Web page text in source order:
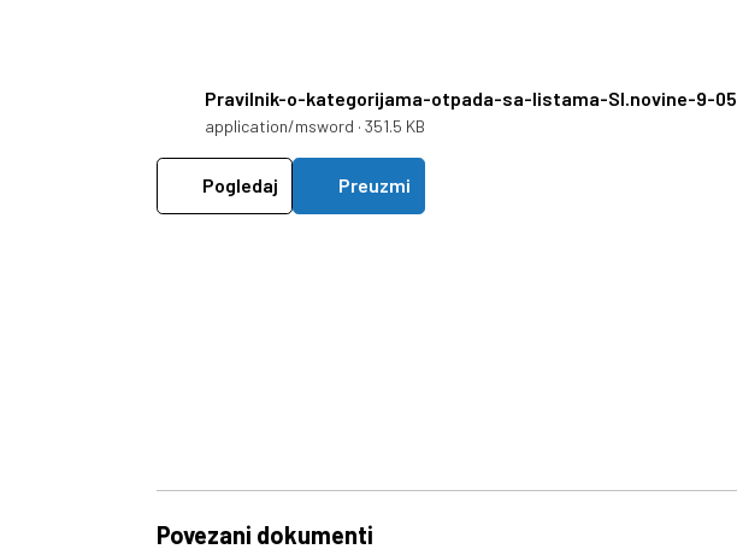
Pravilnik-o-kategorijama-otpada-sa-listama-Sl.novine-9-05
application/msword · 351.5 KB
Pogledaj Preuzmi
Povezani dokumenti